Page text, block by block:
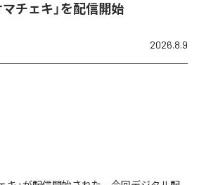
チェキ」を配信開始
2026.8.9